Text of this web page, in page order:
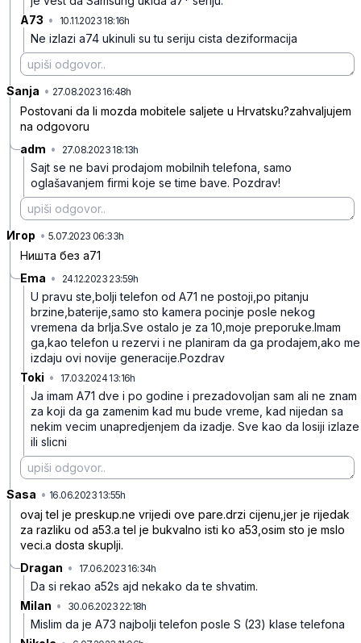
A73 • 10.11.2023 18:16h
Ne izlazi a74 ukinuli su tu seriju cista deziformacija
Sanja • 27.08.2023 16:48h
Postovani da li mozda mobitele saljete u Hrvatsku?zahvaljujem
na odgovoru
adm • 27.08.2023 18:13h
Sajt se ne bavi prodajom mobilnih telefona, samo
oglašavanjem firmi koje se time bave. Pozdrav!
Игор • 5.07.2023 06:33h
Ништа без а71
Ema • 24.12.2023 23:59h
U pravu ste,bolji telefon od A71 ne postoji,po pitanju
brzine,baterije,samo sto kamera pocinje posle nekog
vremena da brlja.Sve ostalo je za 10,moje preporuke.Imam
ga,kao telefon u rezervi i ne planiram da ga prodajem,ako me
izdaju ovi novije generacije.Pozdrav
Toki • 17.03.2024 13:16h
Ja imam A71 dve i po godine i prezadovoljan sam ali ne znam
za koji da ga zamenim kad mu bude vreme, kad nijedan sa
nekim vecim unapredjenjem da izadje. Sve kao da losiji izlaze
ili slicni
Sasa • 16.06.2023 13:55h
ovaj tel je preskup.ne vrijedi ove pare.drzi cijenu,jer je rijedak
za razliku od a53.a tel je bukvalno isti ko a53,osim sto je mslo
veci.a dosta skuplji.
Dragan • 17.06.2023 16:34h
Da si rekao a52s ajd nekako da te shvatim.
Milan • 30.06.2023 22:18h
Mislim da je A73 najbolji telefon posle S (23) klase telefona